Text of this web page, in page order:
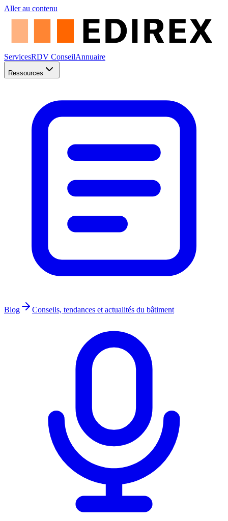
Aller au contenu
ServicesRDV ConseilAnnuaire
Ressources
Blog Conseils, tendances et actualités du bâtiment